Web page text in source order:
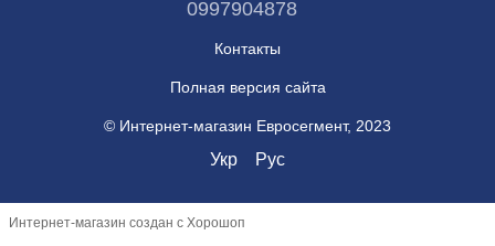
0997904878
Контакты
Полная версия сайта
© Интернет-магазин Евросегмент, 2023
Укр Рус
Интернет-магазин создан с Хорошоп